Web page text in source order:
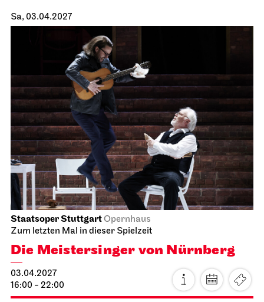
JOiNNord
Chaos
17.03.2027
19:00 - 20:30